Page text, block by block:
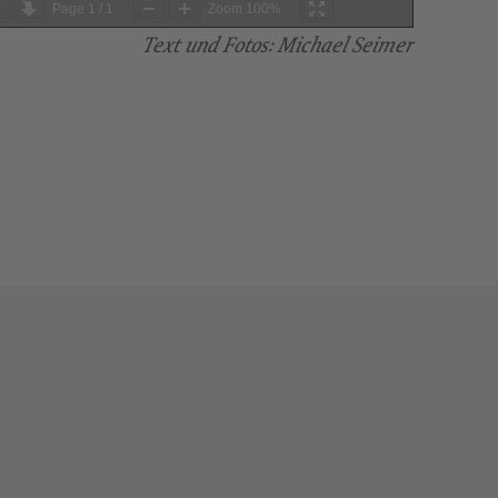
Page Zoom 100%
Text und Fotos: Michael Seimer